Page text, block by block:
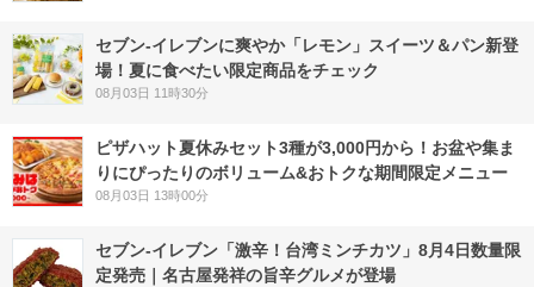
セブン‐イレブンに爽やか「レモン」スイーツ＆パン新登
場！夏に食べたい限定商品をチェック
08月03日 11時30分
ピザハット夏休みセット3種が3,000円から！お盆や集ま
りにぴったりのボリューム&おトクな期間限定メニュー
08月03日 13時00分
セブン-イレブン「激辛！台湾ミンチカツ」8月4日数量限
定発売｜名古屋発祥の旨辛グルメが登場